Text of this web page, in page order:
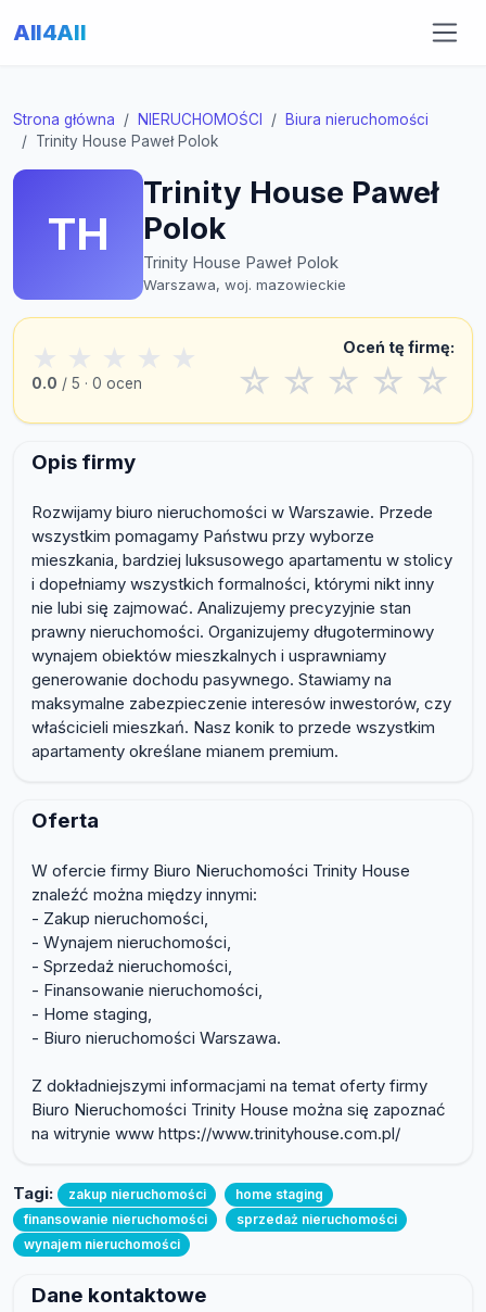
All4All
Strona główna NIERUCHOMOŚCI
Biura nieruchomości
Trinity House Paweł Polok
TH
Trinity House Paweł
Polok
Trinity House Paweł Polok
Warszawa, woj. mazowieckie
★ ★ ★ ★ ★
0.0 / 5 · 0 ocen
Oceń tę firmę:
☆ ☆ ☆ ☆ ☆
Opis firmy
Rozwijamy biuro nieruchomości w Warszawie. Przede
wszystkim pomagamy Państwu przy wyborze
mieszkania, bardziej luksusowego apartamentu w stolicy
i dopełniamy wszystkich formalności, którymi nikt inny
nie lubi się zajmować. Analizujemy precyzyjnie stan
prawny nieruchomości. Organizujemy długoterminowy
wynajem obiektów mieszkalnych i usprawniamy
generowanie dochodu pasywnego. Stawiamy na
maksymalne zabezpieczenie interesów inwestorów, czy
właścicieli mieszkań. Nasz konik to przede wszystkim
apartamenty określane mianem premium.
Oferta
W ofercie firmy Biuro Nieruchomości Trinity House
znaleźć można między innymi:
- Zakup nieruchomości,
- Wynajem nieruchomości,
- Sprzedaż nieruchomości,
- Finansowanie nieruchomości,
- Home staging,
- Biuro nieruchomości Warszawa.
Z dokładniejszymi informacjami na temat oferty firmy
Biuro Nieruchomości Trinity House można się zapoznać
na witrynie www https://www.trinityhouse.com.pl/
Tagi: zakup nieruchomości
home staging
finansowanie nieruchomości
sprzedaż nieruchomości
wynajem nieruchomości
Dane kontaktowe